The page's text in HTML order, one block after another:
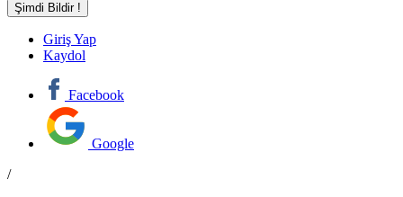
Şimdi Bildir !
Giriş Yap
Kaydol
Facebook
Google
/